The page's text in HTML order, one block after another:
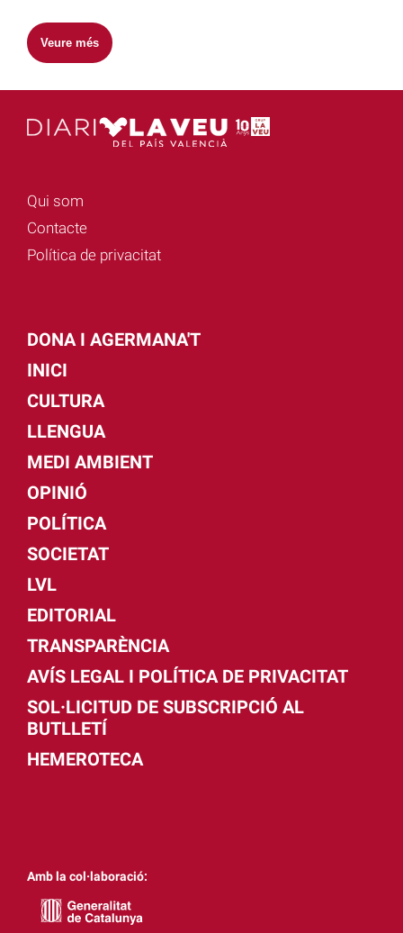
Veure més
Qui som
Contacte
Política de privacitat
DONA I AGERMANA'T
INICI
CULTURA
LLENGUA
MEDI AMBIENT
OPINIÓ
POLÍTICA
SOCIETAT
LVL
EDITORIAL
TRANSPARÈNCIA
AVÍS LEGAL I POLÍTICA DE PRIVACITAT
SOL·LICITUD DE SUBSCRIPCIÓ AL
BUTLLETÍ
HEMEROTECA
Amb la col·laboració: